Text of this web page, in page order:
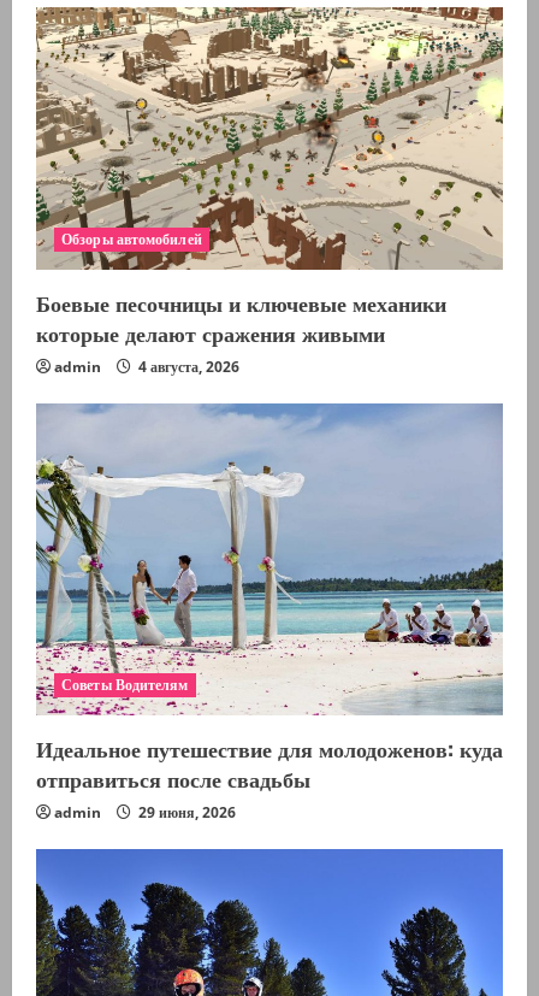
Обзоры автомобилей
Боевые песочницы и ключевые механики
которые делают сражения живыми
admin 4 августа, 2026
Советы Водителям
Идеальное путешествие для молодоженов: куда
отправиться после свадьбы
admin 29 июня, 2026